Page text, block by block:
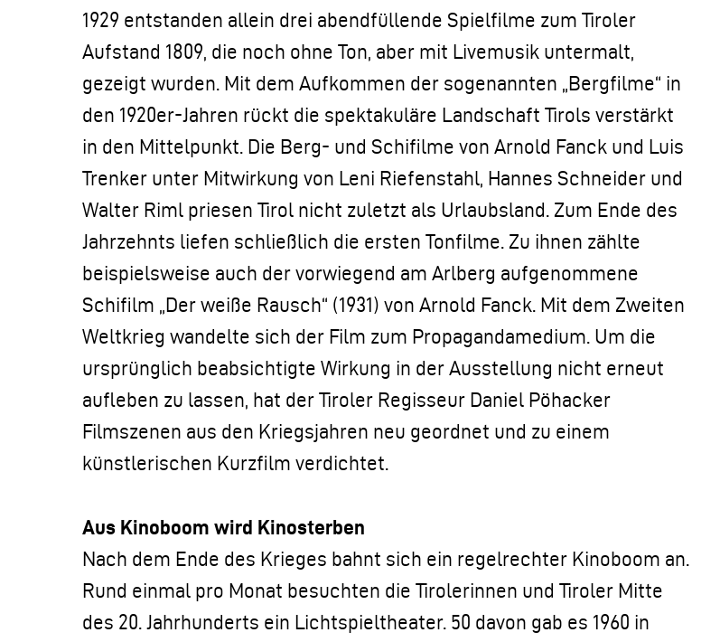
1929 entstanden allein drei abendfüllende Spielfilme zum Tiroler
Aufstand 1809, die noch ohne Ton, aber mit Livemusik untermalt,
gezeigt wurden. Mit dem Aufkommen der sogenannten „Bergfilme“ in
den 1920er-Jahren rückt die spektakuläre Landschaft Tirols verstärkt
in den Mittelpunkt. Die Berg- und Schifilme von Arnold Fanck und Luis
Trenker unter Mitwirkung von Leni Riefenstahl, Hannes Schneider und
Walter Riml priesen Tirol nicht zuletzt als Urlaubsland. Zum Ende des
Jahrzehnts liefen schließlich die ersten Tonfilme. Zu ihnen zählte
beispielsweise auch der vorwiegend am Arlberg aufgenommene
Schifilm „Der weiße Rausch“ (1931) von Arnold Fanck. Mit dem Zweiten
Weltkrieg wandelte sich der Film zum Propagandamedium. Um die
ursprünglich beabsichtigte Wirkung in der Ausstellung nicht erneut
aufleben zu lassen, hat der Tiroler Regisseur Daniel Pöhacker
Filmszenen aus den Kriegsjahren neu geordnet und zu einem
künstlerischen Kurzfilm verdichtet.
Aus Kinoboom wird Kinosterben
Nach dem Ende des Krieges bahnt sich ein regelrechter Kinoboom an.
Rund einmal pro Monat besuchten die Tirolerinnen und Tiroler Mitte
des 20. Jahrhunderts ein Lichtspieltheater. 50 davon gab es 1960 in